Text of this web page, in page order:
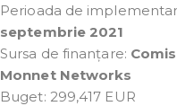
Perioada de
septembrie 2021
Sursa de finanțare:
Monnet Networks
Buget: 299,417 EUR